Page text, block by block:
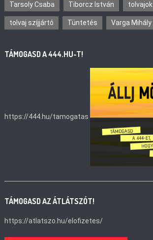
Tarsoly Csaba Tiborcz István tolvajok
tolvaj szíjjártó Tüntetés Varga Mihály
TÁMOGASD A 444.HU-T!
https://444.hu/tamogatas
TÁMOGASD AZ ÁTLÁTSZÓT!
https://atlatszo.hu/elofizetes/